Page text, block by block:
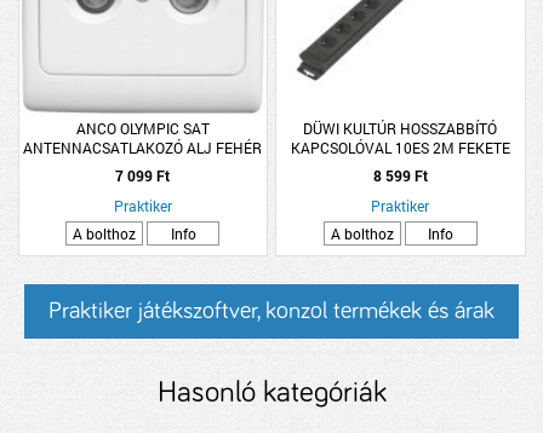
ANCO OLYMPIC SAT
ANTENNACSATLAKOZÓ ALJ FEHÉR
IP20 250V SÜLLYESZTETT
7 099 Ft
Praktiker
A bolthoz
Info
DÜWI KULTÚR HOSSZABBÍTÓ
KAPCSOLÓVAL 10ES 2M FEKETE
3X1MM2 (219758)
8 599 Ft
Praktiker
A bolthoz
Info
Praktiker játékszoftver, konzol termékek és árak
Hasonló kategóriák